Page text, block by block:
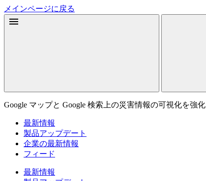
メインページに戻る
Google マップと Google 検索上の災害情報の可視化を強化
最新情報
製品アップデート
企業の最新情報
フィード
最新情報